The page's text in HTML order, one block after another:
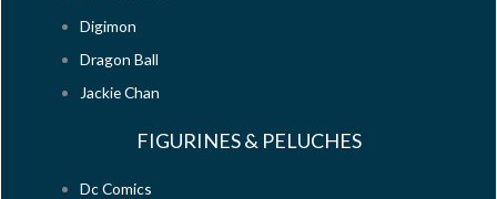
Digimon
Dragon Ball
Jackie Chan
FIGURINES & PELUCHES
Dc Comics